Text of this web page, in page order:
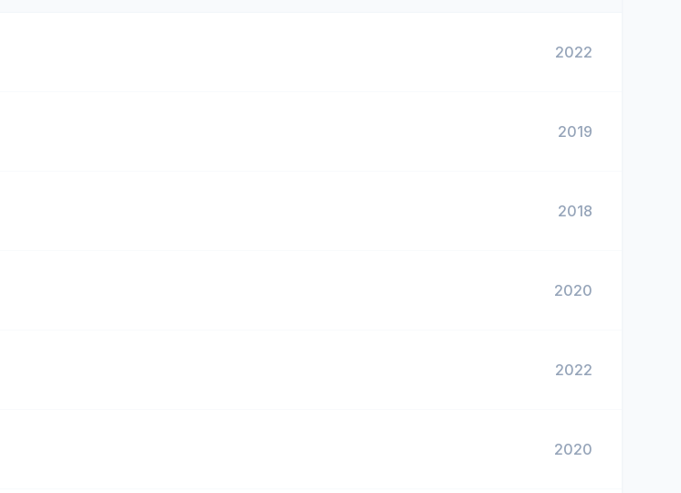
2022
2019
2018
2020
2022
2020